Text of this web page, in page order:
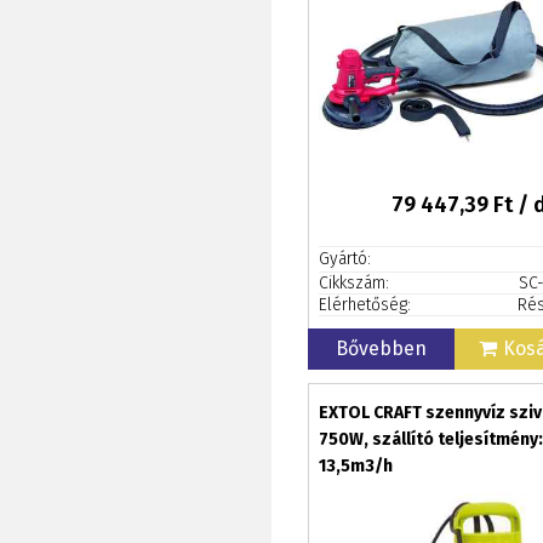
79 447,39 Ft /
Gyártó:
Cikkszám:
Elérhetőség:
Bővebben
EXTOL CRAFT szennyvíz
750W, szállító teljesítmény:
13,5m3/h